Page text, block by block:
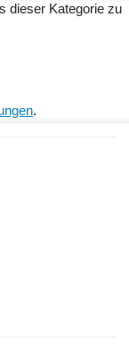
dieser Kategorie zu
.